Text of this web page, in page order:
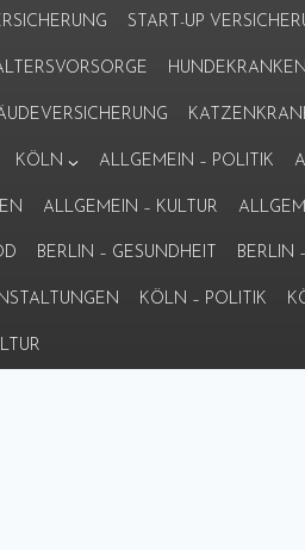
START-UP
KÖLN ALLGEMEIN – POLITIK
ALLGEMEIN – KULTUR
BERLIN – GESUNDHEIT BERLIN
KÖLN – POLITIK